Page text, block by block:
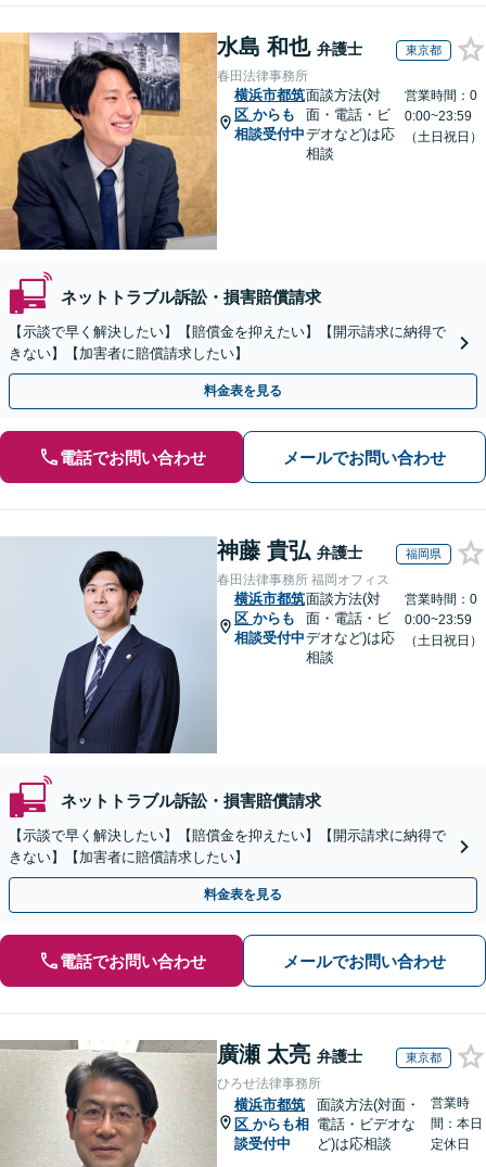
水島 和也 弁護士 東京都
春田法律事務所
横浜市都筑
区 からも
相談受付中
面談方法(対
面・電話・ビ
デオなど)は応
相談
営業時間：0
0:00~23:59
（土日祝日）
ネットトラブル訴訟・損害賠償請求
【示談で早く解決したい】【賠償金を抑えたい】【開示請求に納得で
きない】【加害者に賠償請求したい】
料金表を見る
電話でお問い合わせ メールでお問い合わせ
神藤 貴弘 弁護士 福岡県
春田法律事務所 福岡オフィス
横浜市都筑
区 からも
相談受付中
面談方法(対
面・電話・ビ
デオなど)は応
相談
営業時間：0
0:00~23:59
（土日祝日）
ネットトラブル訴訟・損害賠償請求
【示談で早く解決したい】【賠償金を抑えたい】【開示請求に納得で
きない】【加害者に賠償請求したい】
料金表を見る
電話でお問い合わせ メールでお問い合わせ
廣瀬 太亮 弁護士 東京都
ひろせ法律事務所
横浜市都筑
区 からも相
談受付中
面談方法(対面・
電話・ビデオな
ど)は応相談
営業時
間：本日
定休日